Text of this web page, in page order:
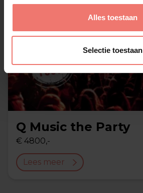
Alles toestaan
Selectie toestaan
Q Music the Party
€ 4800,-
Lees meer